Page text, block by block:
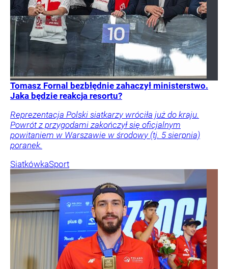
Tomasz Fornal bezbłędnie zahaczył ministerstwo.
Jaka będzie reakcja resortu?
Reprezentacja Polski siatkarzy wróciła już do kraju.
Powrót z przygodami zakończył się oficjalnym
powitaniem w Warszawie w środowy (tj. 5 sierpnia)
poranek.
SiatkówkaSport